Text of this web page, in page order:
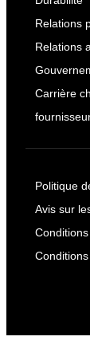
Relations
Relations
Carrière
Politique
Avis sur